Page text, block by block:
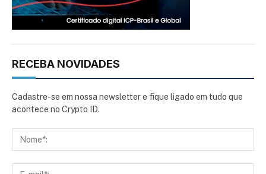
RECEBA NOVIDADES
Cadastre-se em nossa newsletter e fique ligado em tudo que
acontece no Crypto ID.